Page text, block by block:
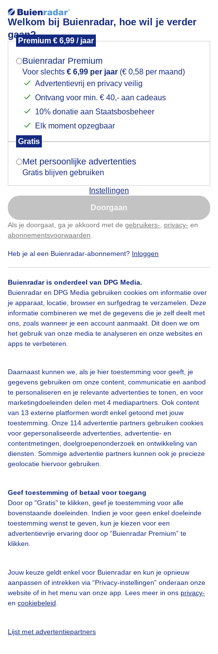
Welkom bij Buienradar, hoe wil je verder
gaan?
Premium € 6,99 / jaar
Buienradar Premium
Voor slechts € 6,99 per jaar (€ 0,58 per maand)
Advertentievrij en privacy veilig
Ontvang voor min. € 40,- aan cadeaus
10% donatie aan Staatsbosbeheer
Elk moment opzegbaar
Gratis
Met persoonlijke advertenties
Gratis blijven gebruiken
Instellingen
Doorgaan
Als je doorgaat, ga je akkoord met de gebruikers- privacy- en
abonnementsvoorwaarden
Heb je al een Buienradar-abonnement? Inloggen
Buienradar is onderdeel van DPG Media.
Buienradar en DPG Media gebruiken cookies om informatie over
je apparaat, locatie, browser en surfgedrag te verzamelen. Deze
informatie combineren we met de gegevens die je zelf deelt met
ons, zoals wanneer je een account aanmaakt. Dit doen we om
het gebruik van onze media te analyseren en onze websites en
apps te verbeteren.
Daarnaast kunnen we, als je hier toestemming voor geeft, je
gegevens gebruiken om onze content, communicatie en aanbod
te personaliseren en je relevante advertenties te tonen, en voor
marketingdoeleinden delen met 4 mediapartners. Ook content
van 13 externe platformen wordt enkel getoond met jouw
toestemming. Onze 114 advertentie partners gebruiken cookies
voor gepersonaliseerde advertenties, advertentie- en
contentmetingen, doelgroepenonderzoek en ontwikkeling van
diensten. Sommige advertentie partners kunnen ook je precieze
geolocatie hiervoor gebruiken.
Geef toestemming of betaal voor toegang
Door op "Gratis" te klikken, geef je toestemming voor alle
bovenstaande doeleinden. Indien je voor geen enkel doeleinde
toestemming wenst te geven, kun je kiezen voor een
advertentievrije ervaring door op “Buienradar Premium” te
klikken.
Jouw keuze geldt enkel voor Buienradar en kun je opnieuw
aanpassen of intrekken via “Privacy-instellingen” onderaan onze
website of in het menu van onze app. Lees meer in ons privacy-
en cookiebeleid
Lijst met advertentiepartners
WOLKENLUCHT ZONNETJE REFLECTIE PARK
WOGNUM NH 13 JUNI
Bekijk slideshow
Een moment geduld aub...
Over Buienradar
Veelgestelde vragen
Contact
Toegankelijkheid
Gebruikersvoorwaarden
Buienradar Team
Privacy beleid
Mogen we je locatie gebruiken voor het
Indien je hier nog geen akkoord op hebt gegeven,
verschijnt er zo een pop-up uit je browser waarin
Is goed, toon de popup
Nu niet, misschien later
Klik hierom dit aan te passen